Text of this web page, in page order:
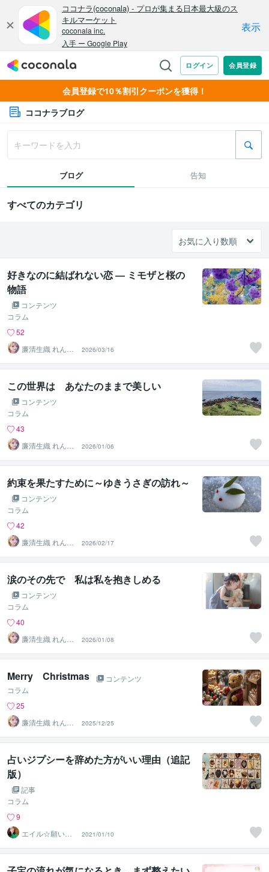
会員登録で10％割引クーポンを獲得！
ココナラブログ
ブログ 告知
すべてのカテゴリ
好きなのに結ばれない恋 ― ミモザと桜の
物語
コンテンツ
コラム
52
廉清生織 れんせ
い さき
2026/03/16
この世界は あなたのままで美しい
コンテンツ
コラム
43
廉清生織 れんせ
い さき
2026/01/06
約束を果たすために～ゆきうさぎの訪れ～
コンテンツ
コラム
42
廉清生織 れんせ
い さき
2026/02/17
涙のその先で 私は私を抱きしめる
コンテンツ
コラム
40
廉清生織 れんせ
い さき
2026/01/08
Merry Christmas
コンテンツ
コラム
25
廉清生織 れんせ
い さき
2025/12/25
占いジプシーを辞めた方がいい理由（追記
版）
記事
コラム
9
エイル☆願いを
叶える宇宙根源
の巫女
2021/01/10